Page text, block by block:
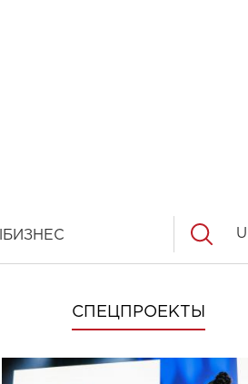
БИЗНЕС
СПЕЦПРОЕКТЫ